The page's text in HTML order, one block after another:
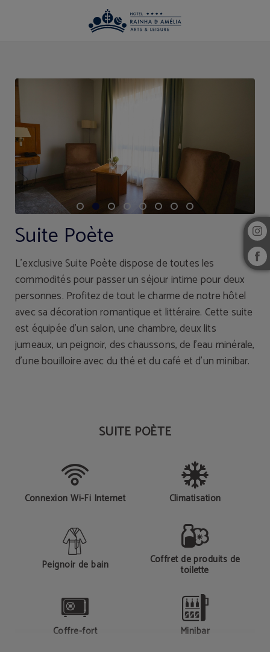
Suite Poète
L’exclusive Suite Poète dispose de toutes les
commodités pour passer un séjour intime pour deux
personnes. Profitez de tout le charme de notre hôtel
avec sa décoration romantique et littéraire. Cette suite
est équipée d’un salon, une chambre, deux lits
jumeaux, un peignoir, des chaussons, de l’eau minérale,
d’une bouilloire avec du thé et du café et d’un minibar.
SUITE POÈTE
Connexion Wi-Fi Internet Climatisation
Peignoir de bain Coffret de produits de
toilette
Coffre-fort Minibar